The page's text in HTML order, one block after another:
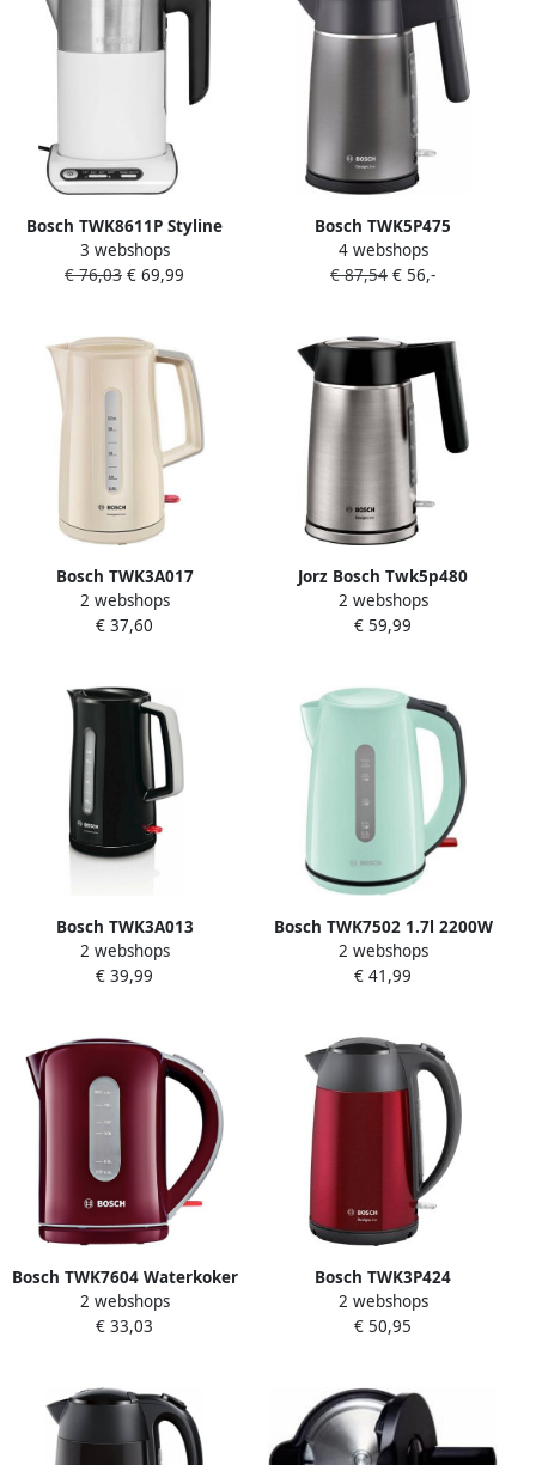
Bosch TWK8611P Styline
Waterkoker 1.5L
Wit&Antraciet |
Keukenapparaten |
3 webshops
€ 76,03 € 69,99
Bosch TWK5P475
DesignLine Waterkoker
Grijs
4 webshops
€ 87,54 € 56,-
Bosch TWK3A017
CompactClass Waterkoker
Crème
2 webshops
€ 37,60
Jorz Bosch Twk5p480
Designline Waterkoker Rvs
2 webshops
€ 59,99
Bosch TWK3A013
CompactClass Waterkoker
Zwart
2 webshops
€ 39,99
Bosch TWK7502 1.7l 2200W
Grijs Turqoise waterkoker
2 webshops
€ 41,99
Bosch TWK7604 Waterkoker
Donkerrood
2 webshops
€ 33,03
Bosch TWK3P424
waterkoker 1 7 l Grijs Rood
2400 W
2 webshops
€ 50,95